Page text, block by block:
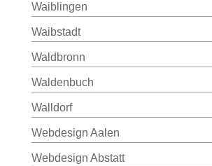
Waiblingen
Waibstadt
Waldbronn
Waldenbuch
Walldorf
Webdesign Aalen
Webdesign Abstatt